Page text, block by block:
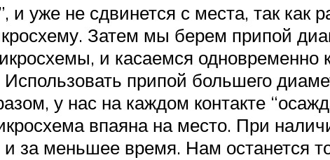
и уже не сдвинется с места, так как
Затем мы берем припой
и касаемся одновременно
припой большего
у нас на каждом контакте
впаяна на место. При
за меньшее время. Нам останется